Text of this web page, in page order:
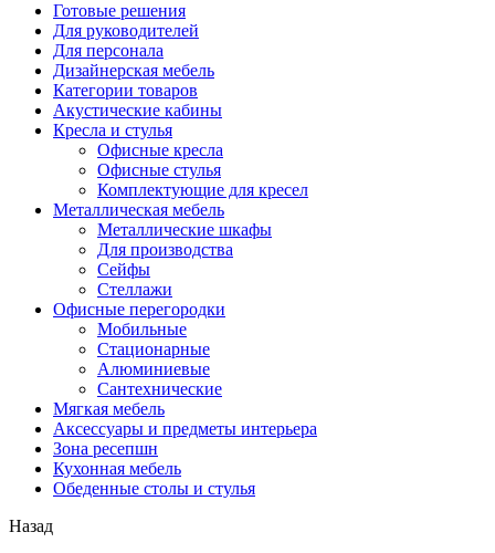
Готовые решения
Для руководителей
Для персонала
Дизайнерская мебель
Категории товаров
Акустические кабины
Кресла и стулья
Офисные кресла
Офисные стулья
Комплектующие для кресел
Металлическая мебель
Металлические шкафы
Для производства
Сейфы
Стеллажи
Офисные перегородки
Мобильные
Стационарные
Алюминиевые
Сантехнические
Мягкая мебель
Аксессуары и предметы интерьера
Зона ресепшн
Кухонная мебель
Обеденные столы и стулья
Назад